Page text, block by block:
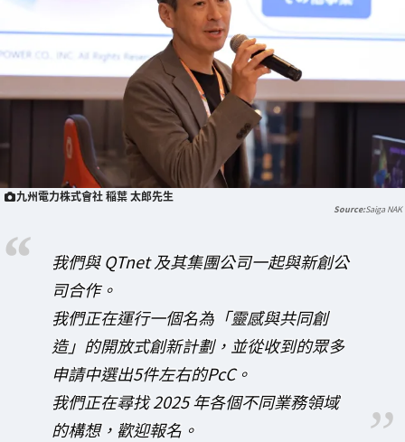
九州電力株式會社 稲葉 太郎先生
Saiga NAK
我們與 QTnet 及其集團公司一起與新創公
司合作。
我們正在運行一個名為「靈感與共同創
造」的開放式創新計劃，並從收到的眾多
申請中選出5件左右的PcC。
我們正在尋找 2025 年各個不同業務領域
的構想，歡迎報名。